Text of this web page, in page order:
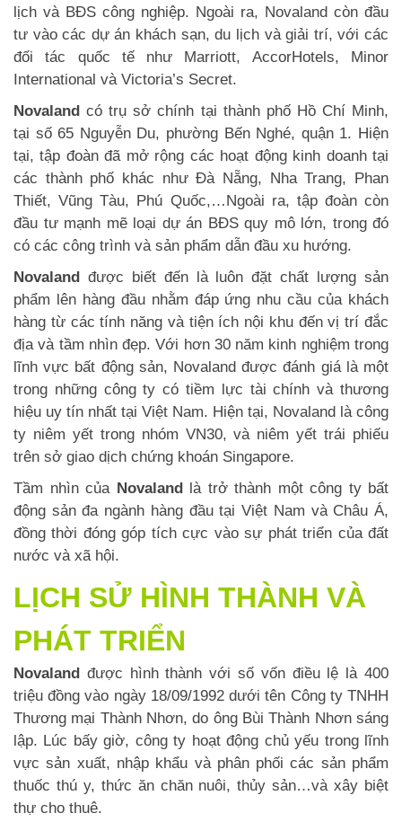
lịch và BĐS công nghiệp. Ngoài ra, Novaland còn đầu
tư vào các dự án khách sạn, du lịch và giải trí, với các
đối tác quốc tế như Marriott, AccorHotels, Minor
International và Victoria’s Secret.
Novaland có trụ sở chính tại thành phố Hồ Chí Minh,
tại số 65 Nguyễn Du, phường Bến Nghé, quận 1. Hiện
tại, tập đoàn đã mở rộng các hoạt động kinh doanh tại
các thành phố khác như Đà Nẵng, Nha Trang, Phan
Thiết, Vũng Tàu, Phú Quốc,…Ngoài ra, tập đoàn còn
đầu tư mạnh mẽ loại dự án BĐS quy mô lớn, trong đó
có các công trình và sản phẩm dẫn đầu xu hướng.
Novaland được biết đến là luôn đặt chất lượng sản
phẩm lên hàng đầu nhằm đáp ứng nhu cầu của khách
hàng từ các tính năng và tiện ích nội khu đến vị trí đắc
địa và tầm nhìn đẹp. Với hơn 30 năm kinh nghiệm trong
lĩnh vực bất động sản, Novaland được đánh giá là một
trong những công ty có tiềm lực tài chính và thương
hiệu uy tín nhất tại Việt Nam. Hiện tại, Novaland là công
ty niêm yết trong nhóm VN30, và niêm yết trái phiếu
trên sở giao dịch chứng khoán Singapore.
Tầm nhìn củaNovaland là trở thành một công ty bất
động sản đa ngành hàng đầu tại Việt Nam và Châu Á,
đồng thời đóng góp tích cực vào sự phát triển của đất
nước và xã hội.
LỊCH SỬ HÌNH THÀNH VÀ
PHÁT TRIỂN
Novaland được hình thành với số vốn điều lệ là 400
triệu đồng vào ngày 18/09/1992 dưới tên Công ty TNHH
Thương mại Thành Nhơn, do ông Bùi Thành Nhơn sáng
lập. Lúc bấy giờ, công ty hoạt động chủ yếu trong lĩnh
vực sản xuất, nhập khẩu và phân phối các sản phẩm
thuốc thú y, thức ăn chăn nuôi, thủy sản…và xây biệt
thự cho thuê.